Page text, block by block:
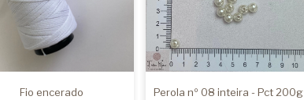
Fio encerado Perola nº 08 inteira - Pct 200g